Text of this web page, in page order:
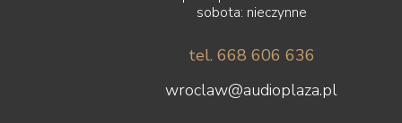
sobota: nieczynne
tel. 668 606 636
wroclaw@audioplaza.pl